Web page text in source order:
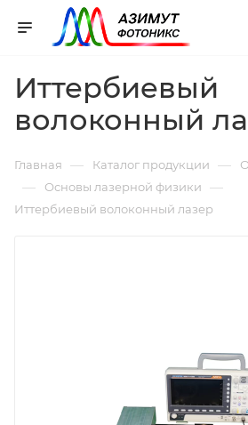
Иттербиевый
волоконный
Главная — Каталог продукции —
— Основы лазерной физики —
Иттербиевый волоконный лазер